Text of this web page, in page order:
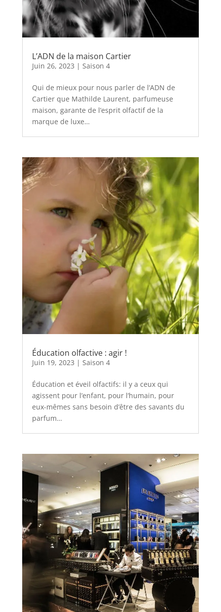
L’ADN de la maison Cartier
Juin 26, 2023 | Saison 4
Qui de mieux pour nous parler de l’ADN de
Cartier que Mathilde Laurent, parfumeuse
maison, garante de l’esprit olfactif de la
marque de luxe…
Éducation olfactive : agir !
Juin 19, 2023 | Saison 4
Éducation et éveil olfactifs: il y a ceux qui
agissent pour l’enfant, pour l’humain, pour
eux-mêmes sans besoin d’être des savants du
parfum…